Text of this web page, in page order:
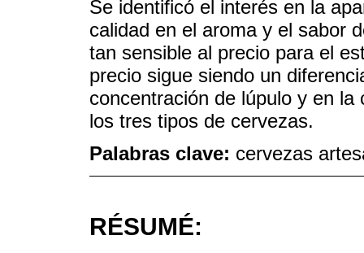
Se identificó el interés en la
calidad en el aroma y el sabor
tan sensible al precio para el
precio sigue siendo un
concentración de lúpulo y en
los tres tipos de cervezas.
Palabras clave: cervezas
RÉSUMÉ: